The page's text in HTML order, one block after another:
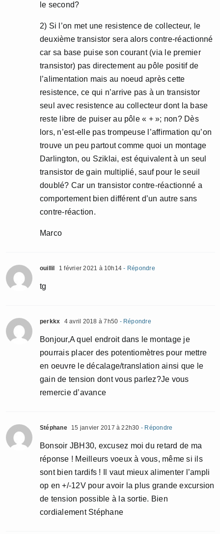
le second?
2) Si l’on met une resistence de collecteur, le
deuxième transistor sera alors contre-réactionné
car sa base puise son courant (via le premier
transistor) pas directement au pôle positif de
l’alimentation mais au noeud après cette
resistence, ce qui n’arrive pas à un transistor
seul avec resistence au collecteur dont la base
reste libre de puiser au pôle « + »; non? Dès
lors, n’est-elle pas trompeuse l’affirmation qu’on
trouve un peu partout comme quoi un montage
Darlington, ou Sziklai, est équivalent à un seul
transistor de gain multiplié, sauf pour le seuil
doublé? Car un transistor contre-réactionné a
comportement bien différent d’un autre sans
contre-réaction.
Marco
ouillil 1 février 2021 à 10h14 - Répondre
tg
perkkx 4 avril 2018 à 7h50 - Répondre
Bonjour,A quel endroit dans le montage je
pourrais placer des potentiomètres pour mettre
en oeuvre le décalage/translation ainsi que le
gain de tension dont vous parlez?Je vous
remercie d’avance
Stéphane 15 janvier 2017 à 22h30 - Répondre
Bonsoir JBH30, excusez moi du retard de ma
réponse ! Meilleurs voeux à vous, même si ils
sont bien tardifs ! Il vaut mieux alimenter l’ampli
op en +/-12V pour avoir la plus grande excursion
de tension possible à la sortie. Bien
cordialement Stéphane